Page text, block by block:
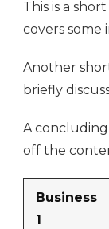
This is a
covers some
Another
briefly
A
off the
Business
1